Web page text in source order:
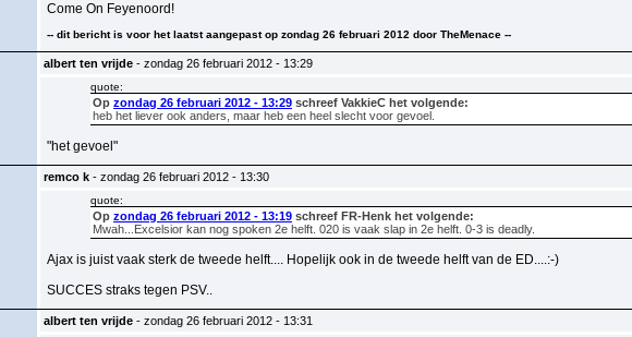
Come On Feyenoord!
-- dit bericht is voor het laatst aangepast op zondag 26 februari 2012 door TheMenace --
albert ten vrijde - zondag 26 februari 2012 - 13:29
quote:
Op zondag 26 februari 2012 - 13:29 schreef VakkieC het volgende:
heb het liever ook anders, maar heb een heel slecht voor gevoel.
"het gevoel"
remco k - zondag 26 februari 2012 - 13:30
quote:
Op zondag 26 februari 2012 - 13:19 schreef FR-Henk het volgende:
Mwah...Excelsior kan nog spoken 2e helft. 020 is vaak slap in 2e helft. 0-3 is deadly.
Ajax is juist vaak sterk de tweede helft.... Hopelijk ook in de tweede helft van de ED....:-)
SUCCES straks tegen PSV..
albert ten vrijde - zondag 26 februari 2012 - 13:31